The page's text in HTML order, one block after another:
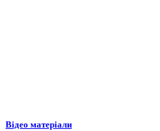
Відео матеріали